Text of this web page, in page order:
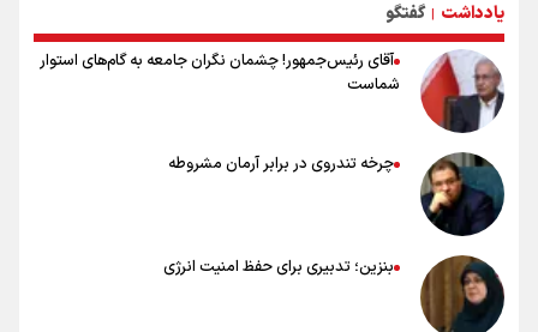
۲۰ نکته دوستانه درباره پیاده روی اربعین و عراقی ها
یادداشت | گفتگو
آقای رئیس‌جمهور! چشمان نگران جامعه به گام‌های استوار
شماست
چرخه تندروی در برابر آرمان مشروطه
بنزین؛ تدبیری برای حفظ امنیت انرژی